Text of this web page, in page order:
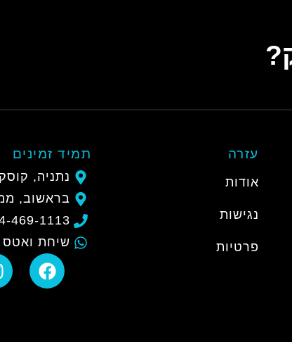
עזרה
אודות
נגישות
פרטיות
תמיד זמינים
נתניה,
בראשוב,
469-1113
שיחת ואטס